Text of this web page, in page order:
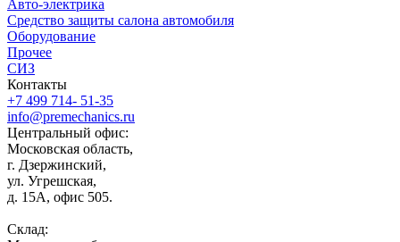
Авто-электрика
Средство защиты салона автомобиля
Оборудование
Прочее
СИЗ
Контакты
+7 499 714- 51-35
info@premechanics.ru
Центральный офис:
Московская область,
г. Дзержинский,
ул. Угрешская,
д. 15А, офис 505.
Склад: